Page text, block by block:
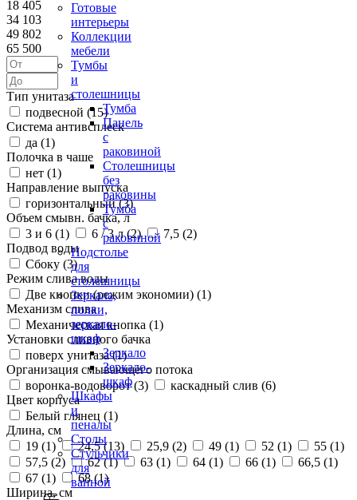
Готовые
интерьеры
Коллекции
мебели
Тумбы
и
столешницы
Тумба
Панель
с
раковиной
Столешницы
без
раковины
Тумба
с
раковиной
Подстолье
для
столешницы
Зеркала,
полки,
зеркало-
шкаф
Зеркало
Зеркало-
шкаф
Шкафы
и
пеналы
Столы
Стульчики
для
ванной
18 405
34 103
49 802
65 500
Тип унитаза
подвесной (15)
Система антивсплеск
да (1)
Полочка в чаше
нет (1)
Направление выпуска
горизонтальный (3)
Объем смывн. бачка, л
3 и 6 (1) 6 / 3 л (2) 7,5 (2)
Подвод воды
Сбоку (3)
Режим слива воды
Две кнопки (режим экономии) (1)
Механизм слива
Механическая кнопка (1)
Установки сливного бачка
поверх унитаза (1)
Организация смывающего потока
воронка-водоворот (3) каскадный слив (6)
Цвет корпуса
Белый глянец (1)
Длина, см
19 (1) 24,5 (13) 25,9 (2) 49 (1) 52 (1) 55 (1)
57,5 (2) 62 (1) 63 (1) 64 (1) 66 (1) 66,5 (1)
67 (1) 68 (1)
Ширина, см